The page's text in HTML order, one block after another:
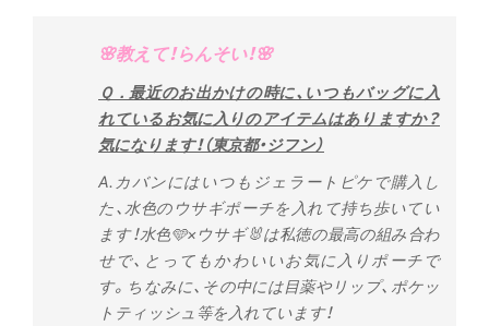
🌸教えて！らんそい！🌸
Ｑ．最近のお出かけの時に、いつもバッグに入
れているお気に入りのアイテムはありますか？
気になります！（東京都・ジフン）
A.カバンにはいつもジェラートピケで購入し
た、水色のウサギポーチを入れて持ち歩いてい
ます！水色🩵×ウサギ🐰は私徳の最高の組み合わ
せで、とってもかわいいお気に入りポーチで
す。ちなみに、その中には目薬やリップ、ポケッ
トティッシュ等を入れています！